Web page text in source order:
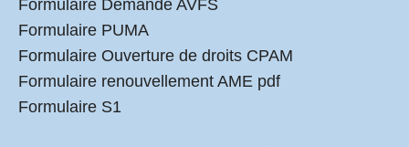
Formulaire Demande AVFS
Formulaire PUMA
Formulaire Ouverture de droits CPAM
Formulaire renouvellement AME pdf
Formulaire S1